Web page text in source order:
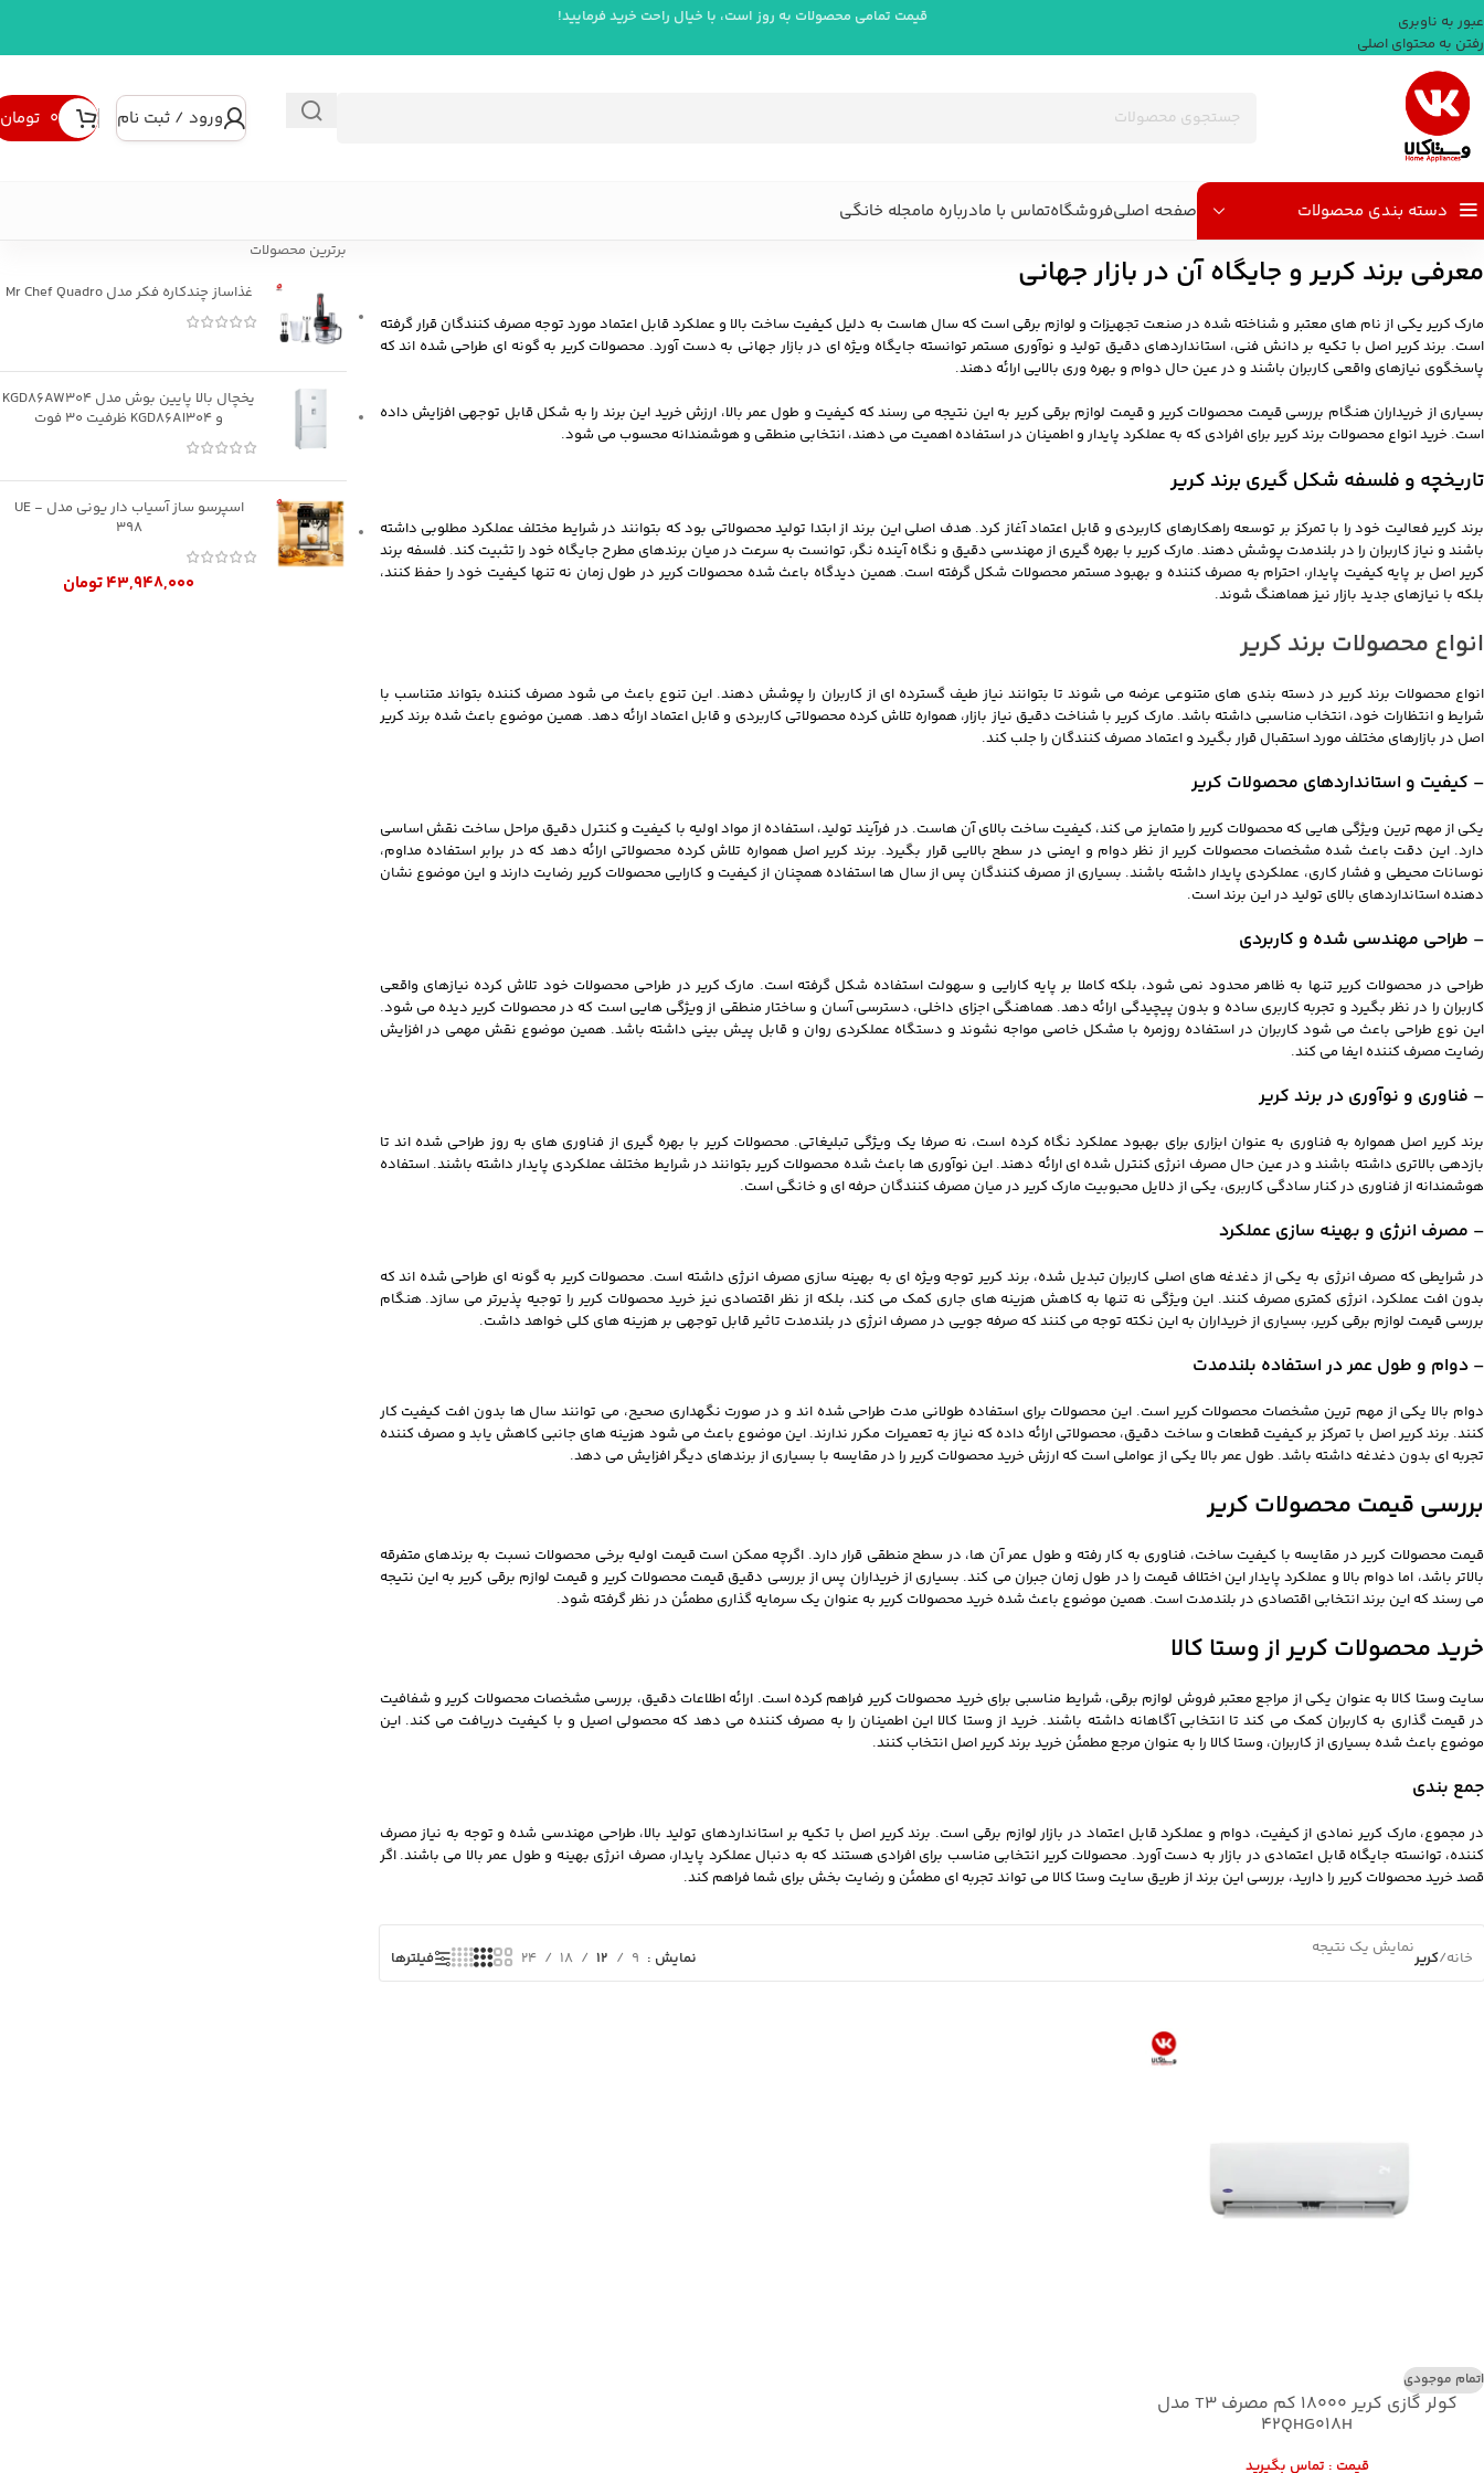
عبور به ناوبری
رفتن به محتوای اصلی
قیمت تمامی محصولات به روز است، با خیال راحت خرید فرمایید!
ورود / ثبت نام ۰ تومان
دسته بندی محصولات صفحه اصلیفروشگاهتماس با مادرباره مامجله خانگی
معرفی برند کریر و جایگاه آن در بازار جهانی
مارک کریر یکی از نام های معتبر و شناخته شده در صنعت تجهیزات و لوازم برقی است که سال هاست به دلیل کیفیت ساخت بالا و عملکرد قابل اعتماد مورد توجه مصرف کنندگان قرار گرفته
است. برند کریر اصل با تکیه بر دانش فنی، استانداردهای دقیق تولید و نوآوری مستمر توانسته جایگاه ویژه ای در بازار جهانی به دست آورد. محصولات کریر به گونه ای طراحی شده اند که
پاسخگوی نیازهای واقعی کاربران باشند و در عین حال دوام و بهره وری بالایی ارائه دهند.
بسیاری از خریداران هنگام بررسی قیمت محصولات کریر و قیمت لوازم برقی کریر به این نتیجه می رسند که کیفیت و طول عمر بالا، ارزش خرید این برند را به شکل قابل توجهی افزایش داده
است. خرید انواع محصولات برند کریر برای افرادی که به عملکرد پایدار و اطمینان در استفاده اهمیت می دهند، انتخابی منطقی و هوشمندانه محسوب می شود.
تاریخچه و فلسفه شکل گیری برند کریر
برند کریر فعالیت خود را با تمرکز بر توسعه راهکارهای کاربردی و قابل اعتماد آغاز کرد. هدف اصلی این برند از ابتدا تولید محصولاتی بود که بتوانند در شرایط مختلف عملکرد مطلوبی داشته
باشند و نیاز کاربران را در بلندمدت پوشش دهند. مارک کریر با بهره گیری از مهندسی دقیق و نگاه آینده نگر، توانست به سرعت در میان برندهای مطرح جایگاه خود را تثبیت کند. فلسفه برند
کریر اصل بر پایه کیفیت پایدار، احترام به مصرف کننده و بهبود مستمر محصولات شکل گرفته است. همین دیدگاه باعث شده محصولات کریر در طول زمان نه تنها کیفیت خود را حفظ کنند،
بلکه با نیازهای جدید بازار نیز هماهنگ شوند.
انواع محصولات برند کریر
انواع محصولات برند کریر در دسته بندی های متنوعی عرضه می شوند تا بتوانند نیاز طیف گسترده ای از کاربران را پوشش دهند. این تنوع باعث می شود مصرف کننده بتواند متناسب با
شرایط و انتظارات خود، انتخاب مناسبی داشته باشد. مارک کریر با شناخت دقیق نیاز بازار، همواره تلاش کرده محصولاتی کاربردی و قابل اعتماد ارائه دهد. همین موضوع باعث شده برند کریر
اصل در بازارهای مختلف مورد استقبال قرار بگیرد و اعتماد مصرف کنندگان را جلب کند.
– کیفیت و استانداردهای محصولات کریر
یکی از مهم ترین ویژگی هایی که محصولات کریر را متمایز می کند، کیفیت ساخت بالای آن هاست. در فرآیند تولید، استفاده از مواد اولیه با کیفیت و کنترل دقیق مراحل ساخت نقش اساسی
دارد. این دقت باعث شده مشخصات محصولات کریر از نظر دوام و ایمنی در سطح بالایی قرار بگیرد. برند کریر اصل همواره تلاش کرده محصولاتی ارائه دهد که در برابر استفاده مداوم،
نوسانات محیطی و فشار کاری، عملکردی پایدار داشته باشند. بسیاری از مصرف کنندگان پس از سال ها استفاده همچنان از کیفیت و کارایی محصولات کریر رضایت دارند و این موضوع نشان
دهنده استانداردهای بالای تولید در این برند است.
– طراحی مهندسی شده و کاربردی
طراحی در محصولات کریر تنها به ظاهر محدود نمی شود، بلکه کاملا بر پایه کارایی و سهولت استفاده شکل گرفته است. مارک کریر در طراحی محصولات خود تلاش کرده نیازهای واقعی
کاربران را در نظر بگیرد و تجربه کاربری ساده و بدون پیچیدگی ارائه دهد. هماهنگی اجزای داخلی، دسترسی آسان و ساختار منطقی از ویژگی هایی است که در محصولات کریر دیده می شود.
این نوع طراحی باعث می شود کاربران در استفاده روزمره با مشکل خاصی مواجه نشوند و دستگاه عملکردی روان و قابل پیش بینی داشته باشد. همین موضوع نقش مهمی در افزایش
رضایت مصرف کننده ایفا می کند.
– فناوری و نوآوری در برند کریر
برند کریر اصل همواره به فناوری به عنوان ابزاری برای بهبود عملکرد نگاه کرده است، نه صرفا یک ویژگی تبلیغاتی. محصولات کریر با بهره گیری از فناوری های به روز طراحی شده اند تا
بازدهی بالاتری داشته باشند و در عین حال مصرف انرژی کنترل شده ای ارائه دهند. این نوآوری ها باعث شده محصولات کریر بتوانند در شرایط مختلف عملکردی پایدار داشته باشند. استفاده
هوشمندانه از فناوری در کنار سادگی کاربری، یکی از دلایل محبوبیت مارک کریر در میان مصرف کنندگان حرفه ای و خانگی است.
– مصرف انرژی و بهینه سازی عملکرد
در شرایطی که مصرف انرژی به یکی از دغدغه های اصلی کاربران تبدیل شده، برند کریر توجه ویژه ای به بهینه سازی مصرف انرژی داشته است. محصولات کریر به گونه ای طراحی شده اند که
بدون افت عملکرد، انرژی کمتری مصرف کنند. این ویژگی نه تنها به کاهش هزینه های جاری کمک می کند، بلکه از نظر اقتصادی نیز خرید محصولات کریر را توجیه پذیرتر می سازد. هنگام
بررسی قیمت لوازم برقی کریر، بسیاری از خریداران به این نکته توجه می کنند که صرفه جویی در مصرف انرژی در بلندمدت تاثیر قابل توجهی بر هزینه های کلی خواهد داشت.
– دوام و طول عمر در استفاده بلندمدت
دوام بالا یکی از مهم ترین مشخصات محصولات کریر است. این محصولات برای استفاده طولانی مدت طراحی شده اند و در صورت نگهداری صحیح، می توانند سال ها بدون افت کیفیت کار
کنند. برند کریر اصل با تمرکز بر کیفیت قطعات و ساخت دقیق، محصولاتی ارائه داده که نیاز به تعمیرات مکرر ندارند. این موضوع باعث می شود هزینه های جانبی کاهش یابد و مصرف کننده
تجربه ای بدون دغدغه داشته باشد. طول عمر بالا یکی از عواملی است که ارزش خرید محصولات کریر را در مقایسه با بسیاری از برندهای دیگر افزایش می دهد.
بررسی قیمت محصولات کریر
قیمت محصولات کریر در مقایسه با کیفیت ساخت، فناوری به کار رفته و طول عمر آن ها، در سطح منطقی قرار دارد. اگرچه ممکن است قیمت اولیه برخی محصولات نسبت به برندهای متفرقه
بالاتر باشد، اما دوام بالا و عملکرد پایدار این اختلاف قیمت را در طول زمان جبران می کند. بسیاری از خریداران پس از بررسی دقیق قیمت محصولات کریر و قیمت لوازم برقی کریر به این نتیجه
می رسند که این برند انتخابی اقتصادی در بلندمدت است. همین موضوع باعث شده خرید محصولات کریر به عنوان یک سرمایه گذاری مطمئن در نظر گرفته شود.
خرید محصولات کریر از وستا کالا
سایت وستا کالا به عنوان یکی از مراجع معتبر فروش لوازم برقی، شرایط مناسبی برای خرید محصولات کریر فراهم کرده است. ارائه اطلاعات دقیق، بررسی مشخصات محصولات کریر و شفافیت
در قیمت گذاری به کاربران کمک می کند تا انتخابی آگاهانه داشته باشند. خرید از وستا کالا این اطمینان را به مصرف کننده می دهد که محصولی اصیل و با کیفیت دریافت می کند. این
موضوع باعث شده بسیاری از کاربران، وستا کالا را به عنوان مرجع مطمئن خرید برند کریر اصل انتخاب کنند.
جمع بندی
در مجموع، مارک کریر نمادی از کیفیت، دوام و عملکرد قابل اعتماد در بازار لوازم برقی است. برند کریر اصل با تکیه بر استانداردهای تولید بالا، طراحی مهندسی شده و توجه به نیاز مصرف
کننده، توانسته جایگاه قابل اعتمادی در بازار به دست آورد. محصولات کریر انتخابی مناسب برای افرادی هستند که به دنبال عملکرد پایدار، مصرف انرژی بهینه و طول عمر بالا می باشند. اگر
قصد خرید محصولات کریر را دارید، بررسی این برند از طریق سایت وستا کالا می تواند تجربه ای مطمئن و رضایت بخش برای شما فراهم کند.
خانه/کریرنمایش یک نتیجه نمایش 9
12
18
24 فیلترها
اتمام موجودی
کولر گازی کریر 18000 کم مصرف T3 مدل
42QHG018H
قيمت : تماس بگيريد
برترین محصولات
غذاساز چندکاره فکر مدل Mr Chef Quadro
یخچال بالا پایین بوش مدل KGD86AW304
و KGD86AI304 ظرفیت 30 فوت
اسپرسو ساز آسیاب دار یونی مدل UE -
398
۴۳,۹۴۸,۰۰۰تومان
واتساپ